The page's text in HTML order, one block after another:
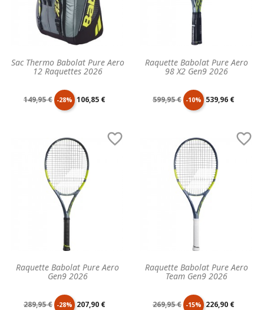
Sac Thermo Babolat Pure Aero
12 Raquettes 2026
Prix
149,95 € -28% Prix
106,85 €
Raquette Babolat Pure Aero
98 X2 Gen9 2026
Prix
599,95 € -10% Prix
539,96 €
Raquette Babolat Pure Aero
Gen9 2026

Prix
289,95 € -28% Prix
207,90 €
Raquette Babolat Pure Aero
Team Gen9 2026

Prix
269,95 € -15% Prix
226,90 €